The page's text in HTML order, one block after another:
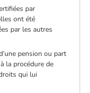
par
ont été
par les autres
pension ou part
la procédure de
qui lui